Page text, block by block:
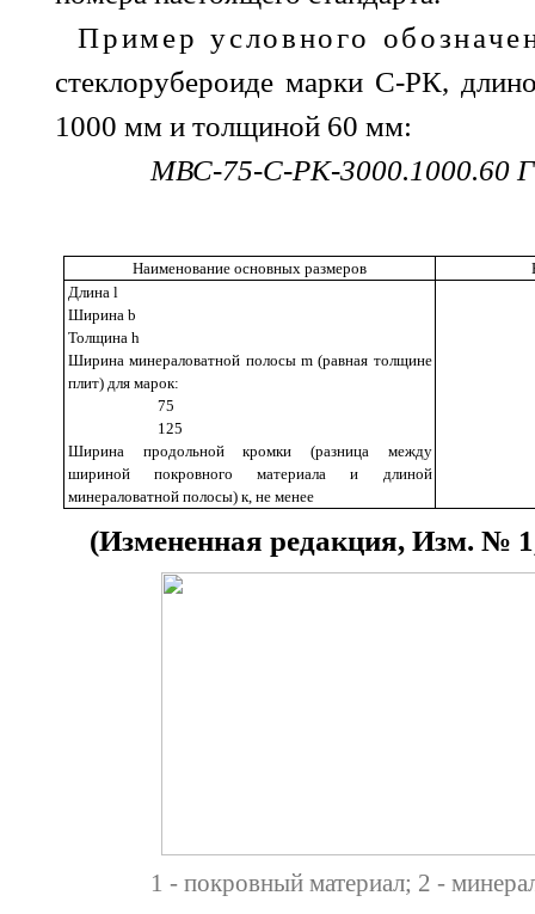
Пример условного
стеклорубероиде марки С-РК,
1000 мм и толщиной 60 мм:
МВС-75-С-РК-3000.1000.60
Наименование основных размеров
Длина l
Ширина b
Толщина h
Ширина минераловатной полосы m (равная толщине
плит) для марок:
75
125
Ширина продольной кромки (разница между
шириной покровного материала и длиной
минераловатной полосы) к, не менее
(Измененная редакция, Изм. №
1 - покровный материал; 2 -